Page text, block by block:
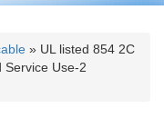
a
i
» UL listed 854 2C
Service Use-2